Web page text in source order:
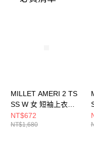
５．嚴禁一人註冊多個帳號
MILLET AMERI 2 TS
SS W 女 短袖上衣
MIV02092N0247
NT$672
NT$1,680